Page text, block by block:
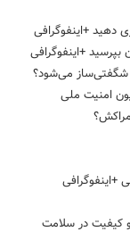
دهید +اینفوگرافی
امنیت ملی
+اینفوگرافی
و کیفیت در سلامت